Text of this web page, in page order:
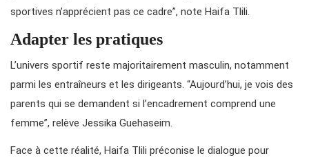
sportives n’apprécient pas ce cadre”, note Haifa Tlili.
Adapter les pratiques
L’univers sportif reste majoritairement masculin, notamment
parmi les entraîneurs et les dirigeants. “Aujourd’hui, je vois des
parents qui se demandent si l’encadrement comprend une
femme”, relève Jessika Guehaseim.
Face à cette réalité, Haifa Tlili préconise le dialogue pour